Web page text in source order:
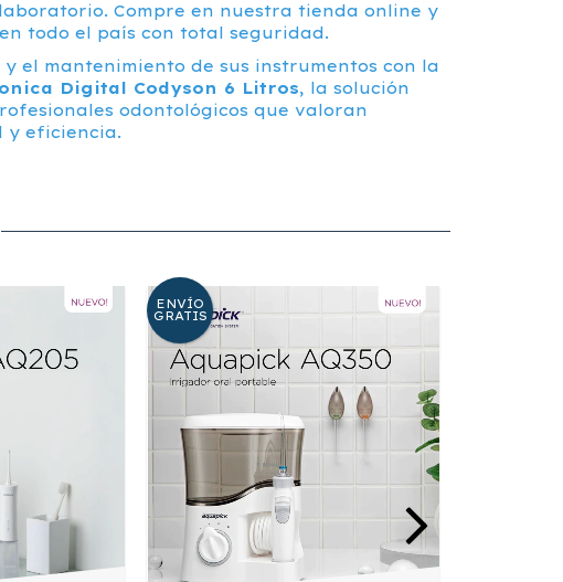
Compre en nuestra tienda online y
todo el país con total seguridad.
el mantenimiento de sus instrumentos con la
Digital Codyson 6 Litros, la solución
odontológicos que valoran
y eficiencia.
ENVÍO
GRATIS